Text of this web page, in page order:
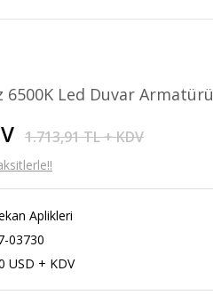
6500K Led Duvar Armatürü
1.713,91 TL + KDV
Aplikleri
03730
USD + KDV